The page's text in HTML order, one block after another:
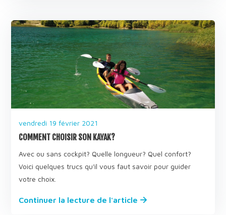
vendredi 19 février 2021
COMMENT CHOISIR SON KAYAK?
Avec ou sans cockpit? Quelle longueur? Quel confort?
Voici quelques trucs qu'il vous faut savoir pour guider
votre choix.
Continuer la lecture de l'article